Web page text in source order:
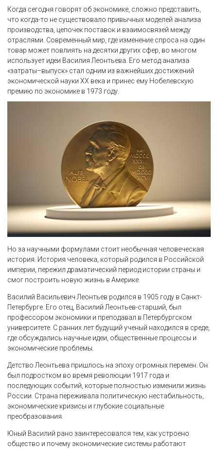
Когда сегодня говорят об экономике, сложно представить,
что когда-то не существовало привычных моделей анализа
производства, цепочек поставок и взаимосвязей между
отраслями. Современный мир, где изменение спроса на один
товар может повлиять на десятки других сфер, во многом
использует идеи Василия Леонтьева. Его метод анализа
«затраты–выпуск» стал одним из важнейших достижений
экономической науки XX века и принес ему Нобелевскую
премию по экономике в 1973 году.
Но за научными формулами стоит необычная человеческая
история. История человека, который родился в Российской
империи, пережил драматический период истории страны и
смог построить новую жизнь в Америке.
Василий Васильевич Леонтьев родился в 1905 году в Санкт-
Петербурге. Его отец, Василий Леонтьев-старший, был
профессором экономики и преподавал в Петербургском
университете. С ранних лет будущий ученый находился в среде,
где обсуждались научные идеи, общественные процессы и
экономические проблемы.
Детство Леонтьева пришлось на эпоху огромных перемен. Он
был подростком во время революции 1917 года и
последующих событий, которые полностью изменили жизнь
России. Страна переживала политическую нестабильность,
экономические кризисы и глубокие социальные
преобразования.
Юный Василий рано заинтересовался тем, как устроено
общество и почему экономические системы работают